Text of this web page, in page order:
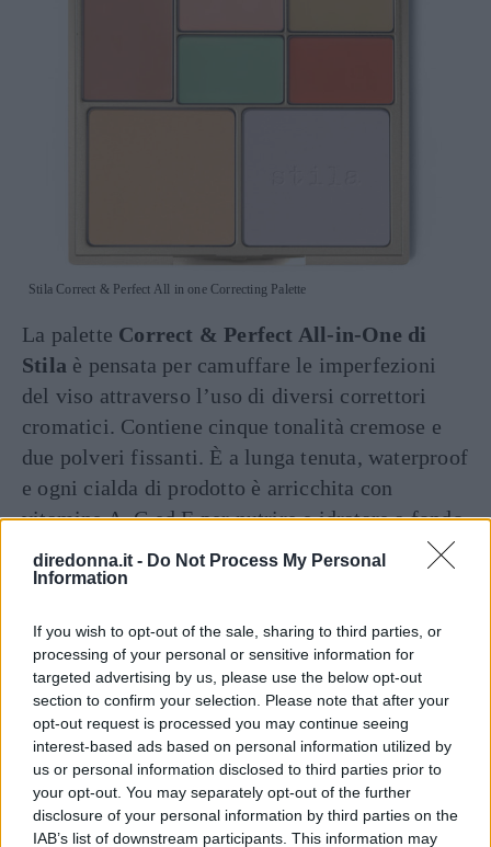
diredonna.it - Do Not Process My Personal
Information
If you wish to opt-out of the sale, sharing to third parties, or
processing of your personal or sensitive information for
targeted advertising by us, please use the below opt-out
section to confirm your selection. Please note that after your
opt-out request is processed you may continue seeing
interest-based ads based on personal information utilized by
us or personal information disclosed to third parties prior to
your opt-out. You may separately opt-out of the further
disclosure of your personal information by third parties on the
IAB’s list of downstream participants. This information may
Stila Correct & Perfect All in one Correcting Palette
La palette Correct & Perfect All-in-One di
Stila è pensata per camuffare le imperfezioni
del viso attraverso l’uso di diversi correttori
cromatici. Contiene cinque tonalità cremose e
due polveri fissanti. È a lunga tenuta, waterproof
e ogni cialda di prodotto è arricchita con
vitamine A, C ed E per nutrire e idratare a fondo
la pelle. Le tonalità dei correttori in crema
presenti nella palette sono il color pesca (per le
le occhiaie violacee e le vene in evidenza).
Mentre la cialda in polvere gialla serve a fissare
il correttore in crema e a uniformare il tono
della pelle, la polvere color lavanda serve a
illuminare la pelle spenta o giallastra. Il rosa è
per illuminare il contorno occhi; il giallo (per
correggere le macchie scure del viso) e il verde